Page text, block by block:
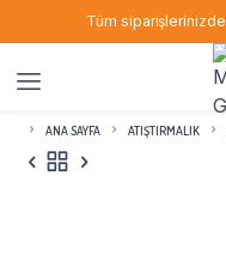
Tüm siparişlerinizde
ANA SAYFA ATIŞTIRMALIK